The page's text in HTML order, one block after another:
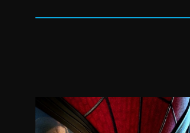
17:30
07.08.2026.